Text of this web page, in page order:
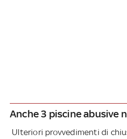
Anche 3 piscine abusive
Ulteriori provvedimenti di